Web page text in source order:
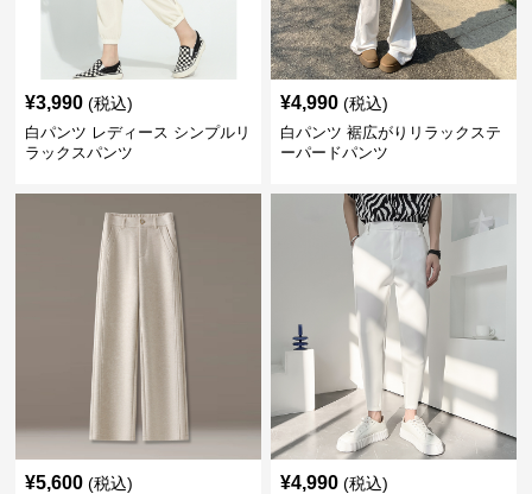
¥3,990 (税込)
白パンツ レディース シンプルリ
ラックスパンツ
¥4,990 (税込)
白パンツ 裾広がりリラックステ
ーパードパンツ
¥5,600 (税込) ¥4,990 (税込)